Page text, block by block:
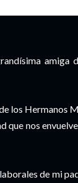
amiga
los Hermanos
que nos
de mi